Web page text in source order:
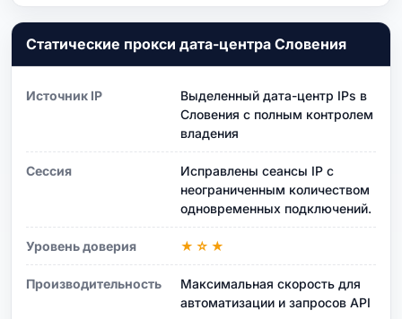
Статические прокси дата-центра Словения
Источник IP
Выделенный дата-центр IPs в
Словения с полным контролем
владения
Сессия
Исправлены сеансы IP с
неограниченным количеством
одновременных подключений.
Уровень доверия ★☆★
Производительность
Максимальная скорость для
автоматизации и запросов API